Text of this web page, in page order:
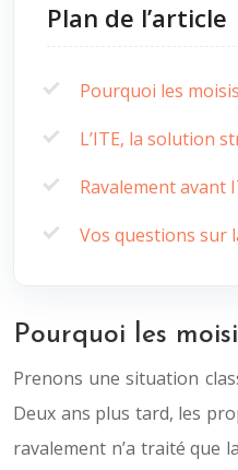
Plan de l’article
Pourquoi les
L’ITE, la solution
Ravalement avant
Vos questions sur
Pourquoi les
Prenons une situation
Deux ans plus tard, les
ravalement n’a traité que